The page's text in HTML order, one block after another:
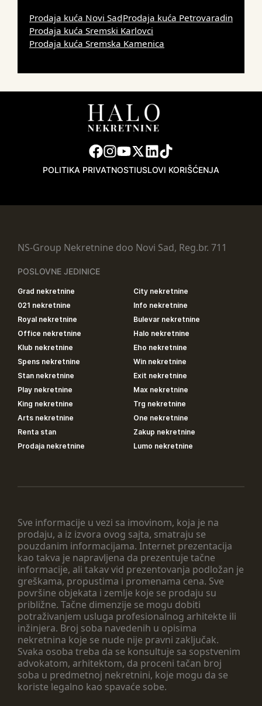
Prodaja kuća Novi SadProdaja kuća Petrovaradin
Prodaja kuća Sremski Karlovci
Prodaja kuća Sremska Kamenica
POLITIKA PRIVATNOSTIUSLOVI KORIŠĆENJA
Sve informacije u vezi sa imovinom, koja je na
prodaju, a iz izvora ovog sajta, smatraju se
pouzdanim informacijama. Internet prezentacija
kao takva je napravljena da prezentuje tačne
informacije, ali takav vid prezentovanja podložan je
greškama, propustima i promenama cena. Sve
površine objekata i zemlje koje se prodaju su
približne. Tačne dimenzije se mogu dobiti
potraživanjem usluga profesionalnog arhitekte ili
inžinjera. Broj soba navedenih u opisima
nekretnina koje se nude nije pravni zaključak.
Svaka osoba treba da se konsultuje sa sopstvenim
advokatom, arhitektom, da proceni tačan broj
soba u predmetnoj nekretnini, koje mogu da se
koriste legalno kao spavaće sobe.
NS-Group Nekretnine doo Novi Sad, Reg.br. 711
POSLOVNE JEDINICE
Grad nekretnine
City nekretnine
021 nekretnine
Info nekretnine
Royal nekretnine
Bulevar nekretnine
Office nekretnine
Halo nekretnine
Klub nekretnine
Eho nekretnine
Spens nekretnine
Win nekretnine
Stan nekretnine
Exit nekretnine
Play nekretnine
Max nekretnine
King nekretnine
Trg nekretnine
Arts nekretnine
One nekretnine
Renta stan
Zakup nekretnine
Prodaja nekretnine
Lumo nekretnine